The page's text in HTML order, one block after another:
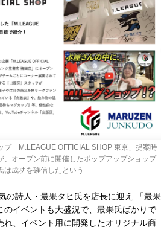
プ「M.LEAGUE OFFICIAL SHOP 東京」提案時
、オープン前に開催したポップアップショップ
は成功を確信したという
の詩人・最果タヒ氏を店長に迎え 「最果
のイベントも大盛況で、最果氏ばかりで
れ、イベント用に開発したオリジナル商